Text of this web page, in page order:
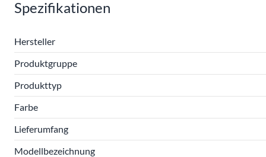
Spezifikationen
Hersteller
Produktgruppe
Produkttyp
Farbe
Lieferumfang
Modellbezeichnung